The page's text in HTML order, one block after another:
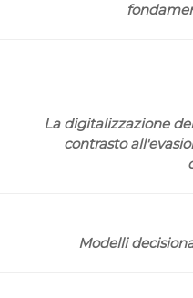
La digitalizzazione
contrasto
Modelli